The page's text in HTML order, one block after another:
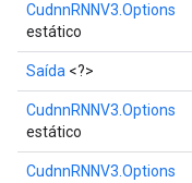
CudnnRNNV3.Options
estático
Saída <?>
CudnnRNNV3.Options
estático
CudnnRNNV3.Options